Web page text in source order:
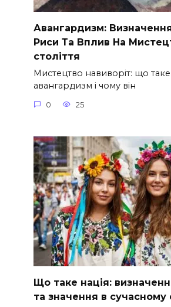
Авангардизм:
Риси Та Вплив На
століття
Мистецтво навиворіт: що таке
авангардизм і чому він
0 25
Що таке нація:
та значення в сучасному